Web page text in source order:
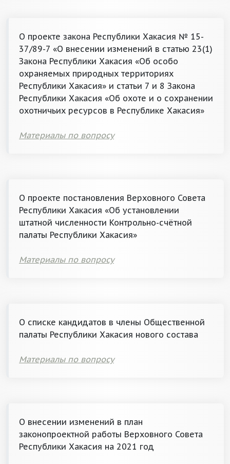
О проекте закона Республики Хакасия № 15-
37/89-7 «О внесении изменений в статью 23(1)
Закона Республики Хакасия «Об особо
охраняемых природных территориях
Республики Хакасия» и статьи 7 и 8 Закона
Республики Хакасия «Об охоте и о сохранении
охотничьих ресурсов в Республике Хакасия»
Материалы по вопросу
О проекте постановления Верховного Совета
Республики Хакасия «Об установлении
штатной численности Контрольно-счётной
палаты Республики Хакасия»
Материалы по вопросу
О списке кандидатов в члены Общественной
палаты Республики Хакасия нового состава
Материалы по вопросу
О внесении изменений в план
законопроектной работы Верховного Совета
Республики Хакасия на 2021 год